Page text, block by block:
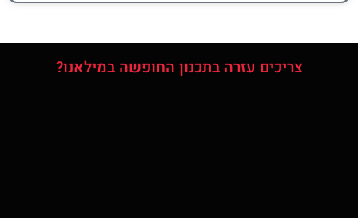
צריכים עזרה בתכנון החופשה במילאנו?